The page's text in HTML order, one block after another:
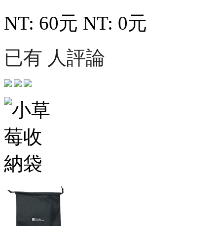
NT: 60元 NT: 0元
已有 人評論